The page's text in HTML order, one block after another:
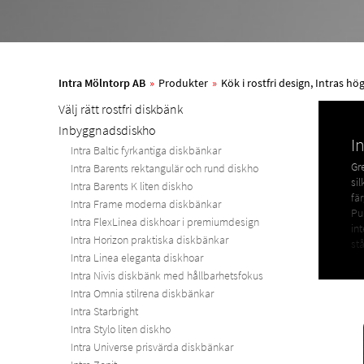
Intra Mölntorp AB » Produkter » Kök i rostfri design, Intras
Välj rätt rostfri diskbänk
Inbyggnadsdiskho
Intra Baltic fyrkantiga diskbänkar
Intra Barents rektangulär och rund diskho
Intra Barents K liten diskho
Intra Frame moderna diskbänkar
Intra FlexLinea diskhoar i premiumdesign
Intra Horizon praktiska diskbänkar
Intra Linea eleganta diskhoar
Intra Nivis diskbänk med hållbarhetsfokus
Intra Omnia stilrena diskbänkar
Intra Starbright
Intra Stylo liten diskho
Intra Universe prisvärda diskbänkar
stål.